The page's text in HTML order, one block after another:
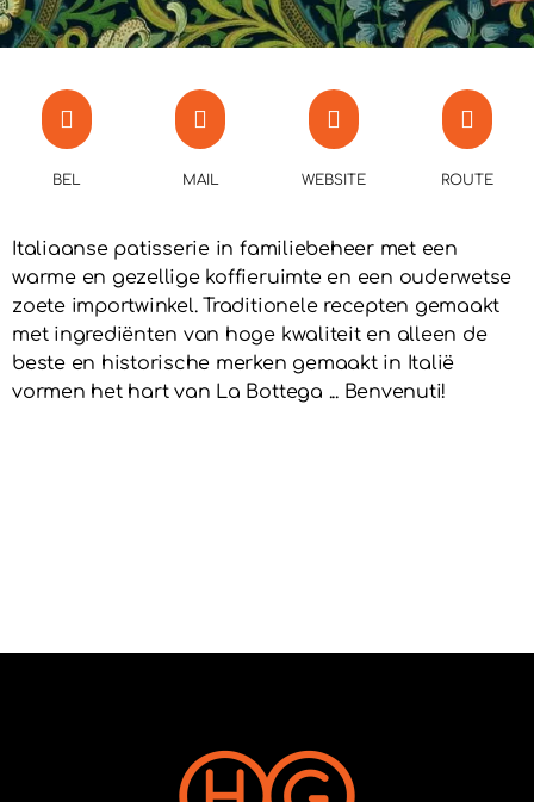
BEL MAIL WEBSITE ROUTE
Italiaanse patisserie in familiebeheer met een
warme en gezellige koffieruimte en een ouderwetse
zoete importwinkel. Traditionele recepten gemaakt
met ingrediënten van hoge kwaliteit en alleen de
beste en historische merken gemaakt in Italië
vormen het hart van La Bottega ... Benvenuti!